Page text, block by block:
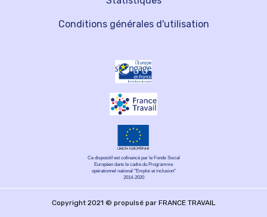
Conditions générales d'utilisation
Ce dispositif est cofinancé par le Fonds Social
Européen dans le cadre du Programme
opérationnel national "Emploi et inclusion"
2014-2020
Copyright 2021 © propulsé par FRANCE TRAVAIL